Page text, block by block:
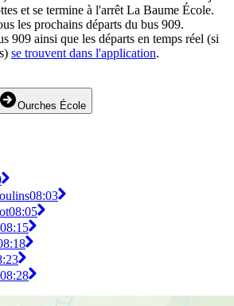
et se termine à l'arrêt La Baume École.
les prochains départs du bus 909.
909 ainsi que les départs en temps réel (si
se trouvent dans l'application.
Ourches École
08:03
08:05
08:15
08:28